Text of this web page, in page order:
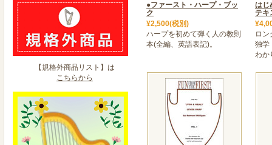
【規格外商品リスト】は
こちらから
●ファースト・ハープ・ブッ
ク
¥2,500(税別)
ハープを初めて弾く人の教則
本(全編、英語表記)。
はじ
テキ
ロン
独学
わか